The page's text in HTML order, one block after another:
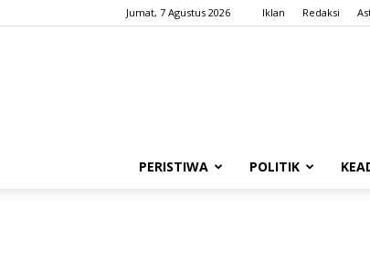
Jumat, 7 Agustus 2026 Iklan Redaksi
PERISTIWA POLITIK